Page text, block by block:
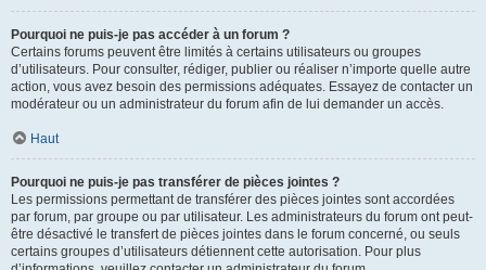
Pourquoi ne puis-je pas accéder à un forum ?
Certains forums peuvent être limités à certains utilisateurs ou groupes
d’utilisateurs. Pour consulter, rédiger, publier ou réaliser n’importe quelle autre
action, vous avez besoin des permissions adéquates. Essayez de contacter un
modérateur ou un administrateur du forum afin de lui demander un accès.
Haut
Pourquoi ne puis-je pas transférer de pièces jointes ?
Les permissions permettant de transférer des pièces jointes sont accordées
par forum, par groupe ou par utilisateur. Les administrateurs du forum ont peut-
être désactivé le transfert de pièces jointes dans le forum concerné, ou seuls
certains groupes d’utilisateurs détiennent cette autorisation. Pour plus